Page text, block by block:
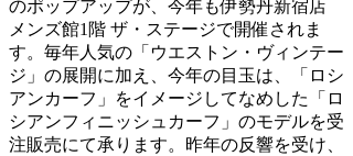
のポップアップが、今年も伊勢丹新宿店
メンズ館1階 ザ・ステージで開催されま
す。毎年人気の「ウエストン・ヴィンテー
ジ」の展開に加え、今年の目玉は、「ロシ
アンカーフ」をイメージしてなめした「ロ
シアンフィニッシュカーフ」のモデルを受
注販売にて承ります。昨年の反響を受け、